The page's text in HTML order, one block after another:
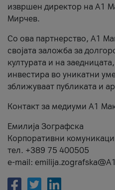
извршен директор на A1
Мирчев.
Со ова партнерство, A1
својата заложба за
културата и на
инвестира во уникатни
зближуваат публиката и
Контакт за медиуми А1
Емилија Зографска
Корпоративни
тел. +389 75 400505
e-mail: